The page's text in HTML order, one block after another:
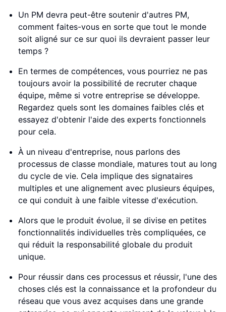
Un PM devra peut-être soutenir d'autres PM,
comment faites-vous en sorte que tout le monde
soit aligné sur ce sur quoi ils devraient passer leur
temps ?
En termes de compétences, vous pourriez ne pas
toujours avoir la possibilité de recruter chaque
équipe, même si votre entreprise se développe.
Regardez quels sont les domaines faibles clés et
essayez d'obtenir l'aide des experts fonctionnels
pour cela.
À un niveau d'entreprise, nous parlons des
processus de classe mondiale, matures tout au long
du cycle de vie. Cela implique des signataires
multiples et une alignement avec plusieurs équipes,
ce qui conduit à une faible vitesse d'exécution.
Alors que le produit évolue, il se divise en petites
fonctionnalités individuelles très compliquées, ce
qui réduit la responsabilité globale du produit
unique.
Pour réussir dans ces processus et réussir, l'une des
choses clés est la connaissance et la profondeur du
réseau que vous avez acquises dans une grande